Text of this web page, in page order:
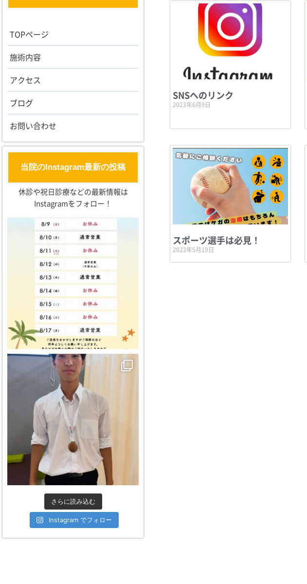
TOPページ
施術内容
アクセス
ブログ
お問い合わせ
当院のInstagram最新の投稿
休診や祝日診療などの最新情報は
Instagramをフォロー！
さらに読み込む
Instagram でフォロー
SNSへのリンク
2023年6月9日
スポーツ選手は必見！
2023年5月19日